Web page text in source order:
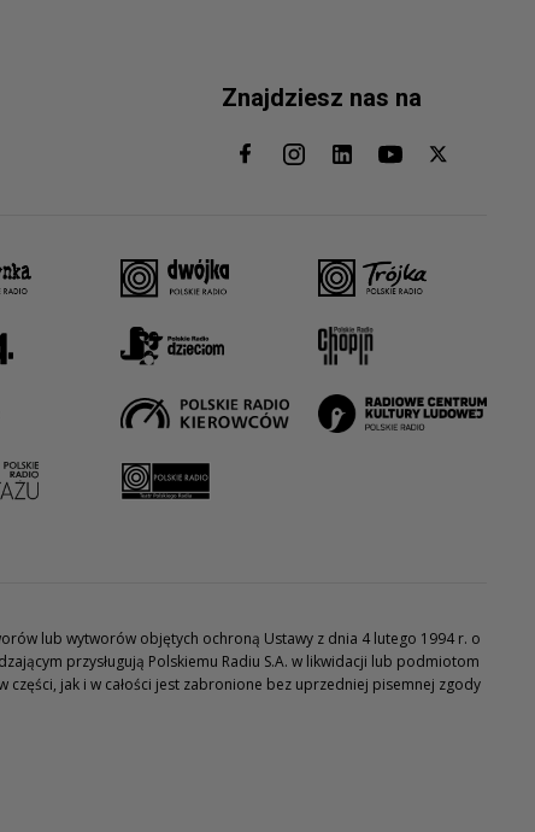
Znajdziesz nas na
lub wytworów objętych ochroną Ustawy z dnia 4 lutego 1994 r. o
przysługują Polskiemu Radiu S.A. w likwidacji lub podmiotom
jak i w całości jest zabronione bez uprzedniej pisemnej zgody